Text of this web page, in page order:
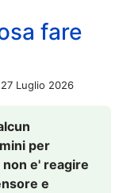
fare
27 Luglio 2026
per
e' reagire
e